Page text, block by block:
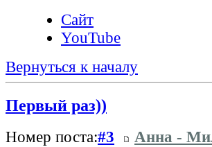
Сайт
YouTube
Вернуться к началу
Первый раз))
Номер поста:#3 Анна -